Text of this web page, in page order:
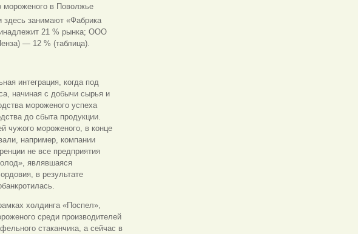
мороженого в Поволжье
занимают «Фабрика
21 % рынка; ООО
— 12 % (таблица).
интеграция, когда под
начиная с добычи сырья и
мороженого успеха
до сбыта продукции.
чужого мороженого, в конце
например, компании
не все предприятия
являвшаяся
в результате
холдинга «Поспел»,
среди производителей
стаканчика, а сейчас в